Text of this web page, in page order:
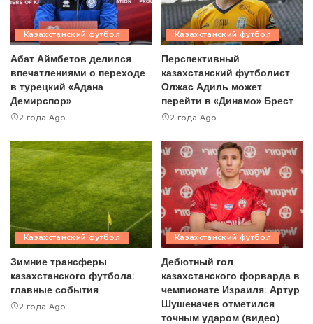
Казахстанский футбол
Абат Аймбетов делился
впечатлениями о переходе
в турецкий «Адана
Демирспор»
2 года Ago
Казахстанский футбол
Перспективный
казахстанский футболист
Олжас Адиль может
перейти в «Динамо» Брест
2 года Ago
Казахстанский футбол
Зимние трансферы
казахстанского футбола:
главные события
2 года Ago
Казахстанский футбол
Дебютный гол
казахстанского форварда в
чемпионате Израиля: Артур
Шушеначев отметился
точным ударом (видео)